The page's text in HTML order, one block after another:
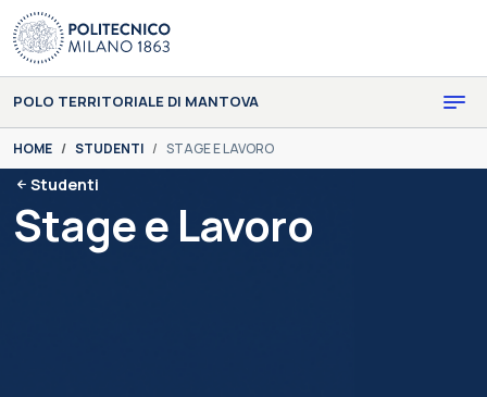
Skip to main content
Skip to page footer
POLO TERRITORIALE DI MANTOVA
You are here:
HOME STUDENTI STAGE E LAVORO
Studenti
Stage e Lavoro